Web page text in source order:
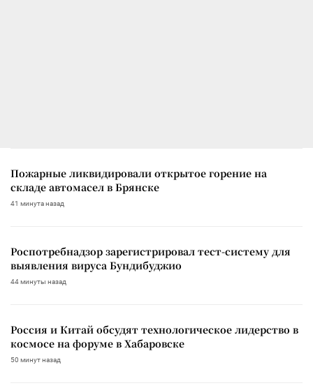
Пожарные ликвидировали открытое горение на
складе автомасел в Брянске
41 минута назад
Роспотребнадзор зарегистрировал тест-систему для
выявления вируса Бундибуджио
44 минуты назад
Россия и Китай обсудят технологическое лидерство в
космосе на форуме в Хабаровске
50 минут назад